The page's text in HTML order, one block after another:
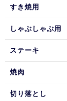
すき焼用
しゃぶしゃぶ用
ステーキ
焼肉
切り落とし